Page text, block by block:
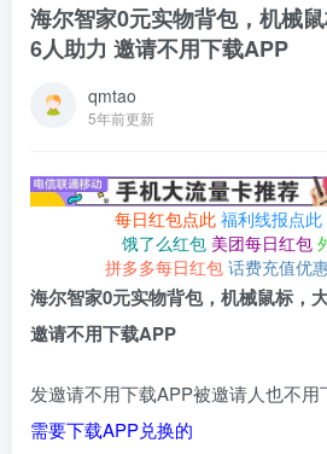
海尔智家0元实物背包，机械
6人助力 邀请不用下载APP
qmtao
5年前更新
每日红包点此 福利线报点此
饿了么红包 美团每日红包
拼多多每日红包 话费充值优
海尔智家0元实物背包，机械鼠标，
邀请不用下载APP
发邀请不用下载APP被邀请人也不用
需要下载APP兑换的